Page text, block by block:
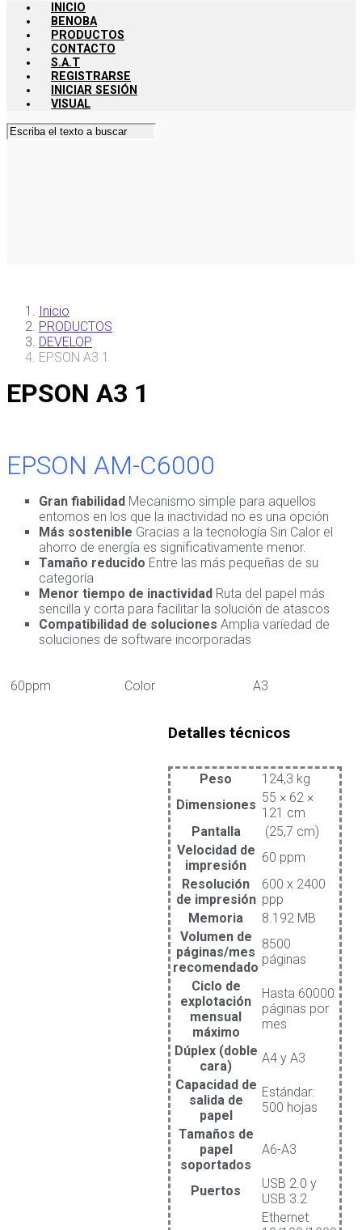
INICIO
BENOBA
PRODUCTOS
CONTACTO
S.A.T
REGISTRARSE
INICIAR SESIÓN
VISUAL
Inicio
PRODUCTOS
DEVELOP
EPSON A3 1
EPSON A3 1
EPSON AM-C6000
Gran fiabilidad Mecanismo simple para aquellos
entornos en los que la inactividad no es una opción
Más sostenible Gracias a la tecnología Sin Calor el
ahorro de energía es significativamente menor.
Tamaño reducido Entre las más pequeñas de su
categoría
Menor tiempo de inactividad Ruta del papel más
sencilla y corta para facilitar la solución de atascos
Compatibilidad de soluciones Amplia variedad de
soluciones de software incorporadas
60ppm Color A3
Detalles técnicos
Peso
124,3 kg
Dimensiones 55 × 62 ×
121 cm
Pantalla
(25,7 cm)
Velocidad de
impresión
60 ppm
Resolución
de impresión
600 x 2400
ppp
Memoria
8.192 MB
Volumen de
páginas/mes
recomendado
8500
páginas
Ciclo de
explotación
mensual
máximo
Hasta 60000
páginas por
mes
Dúplex (doble
cara)
A4 y A3
Capacidad de
salida de
papel
Estándar:
500 hojas
Tamaños de
papel
soportados
A6-A3
Puertos
USB 2.0 y
USB 3.2
Ethernet